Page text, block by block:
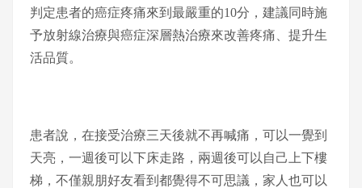
判定患者的癌症疼痛來到最嚴重的10分，建議同時施
予放射線治療與癌症深層熱治療來改善疼痛、提升生
活品質。
患者說，在接受治療三天後就不再喊痛，可以一覺到
天亮，一週後可以下床走路，兩週後可以自己上下樓
梯，不僅親朋好友看到都覺得不可思議，家人也可以